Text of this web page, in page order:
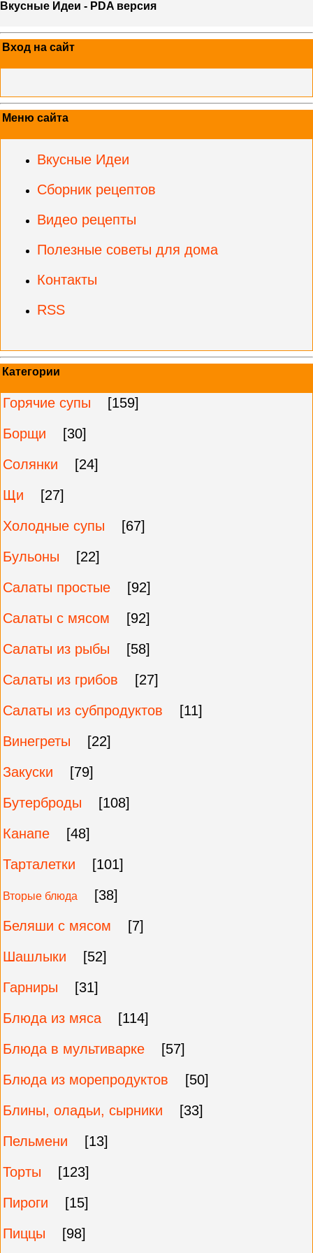
Вкусные Идеи - PDA версия
Вход на сайт
Меню сайта
Вкусные Идеи
Сборник рецептов
Видео рецепты
Полезные советы для дома
Контакты
RSS
Категории
Горячие супы
[159]
Борщи
[30]
Солянки
[24]
Щи
[27]
Холодные супы
[67]
Бульоны
[22]
Салаты простые
[92]
Салаты с мясом
[92]
Салаты из рыбы
[58]
Салаты из грибов
[27]
Салаты из субпродуктов
[11]
Винегреты
[22]
Закуски
[79]
Бутерброды
[108]
Канапе
[48]
Тарталетки
[101]
Вторые блюда
[38]
Беляши с мясом
[7]
Шашлыки
[52]
Гарниры
[31]
Блюда из мяса
[114]
Блюда в мультиварке
[57]
Блюда из морепродуктов
[50]
Блины, оладьи, сырники
[33]
Пельмени
[13]
Торты
[123]
Пироги
[15]
Пиццы
[98]